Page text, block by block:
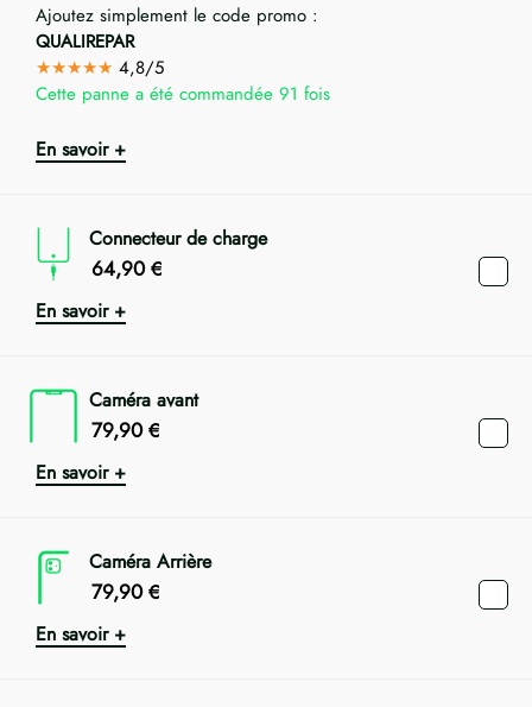
Ajoutez simplement le code promo :
QUALIREPAR
★★★★★ 4,8/5
Cette panne a été commandée 91 fois
En savoir +
Connecteur de charge
64,90 €
En savoir +
Caméra avant
79,90 €
En savoir +
Caméra Arrière
79,90 €
En savoir +